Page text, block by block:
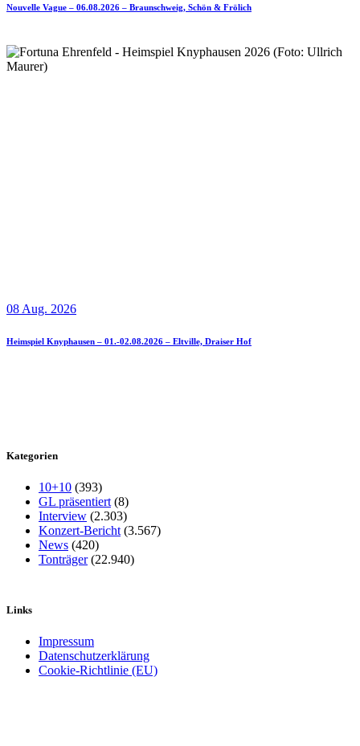
Nouvelle Vague – 06.08.2026 – Braunschweig, Schön & Frölich
08 Aug. 2026
Heimspiel Knyphausen – 01.-02.08.2026 – Eltville, Draiser Hof
Kategorien
10+10 (393)
GL präsentiert (8)
Interview (2.303)
Konzert-Bericht (3.567)
News (420)
Tonträger(22.940)
Links
Impressum
Datenschutzerklärung
Cookie-Richtlinie (EU)